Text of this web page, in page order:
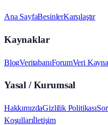
Ana SayfaBesinlerKarşılaştır
Kaynaklar
BlogVeritabanıForumVeri
Yasal / Kurumsal
HakkımızdaGizlilik Politikası
Koşullarıİletişim